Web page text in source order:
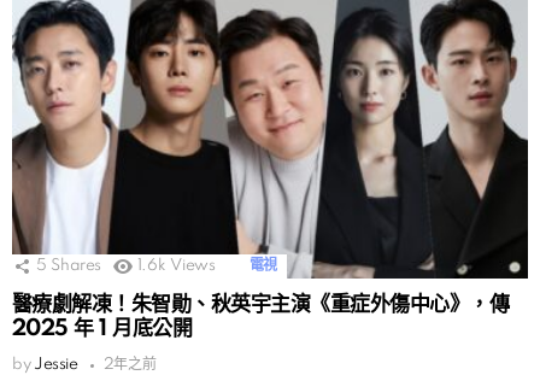
5 Shares 1.6k Views 電視
醫療劇解凍！朱智勛、秋英宇主演《重症外傷中心》，傳
2025 年 1 月底公開
by Jessie 2年之前